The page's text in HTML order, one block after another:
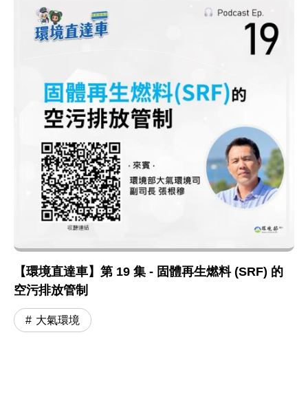
【環境直達車】第 19 集 - 固體再生燃料 (SRF) 的
空污排放管制
大氣環境